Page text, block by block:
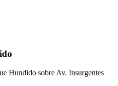
Hundido sobre Av. Insurgentes